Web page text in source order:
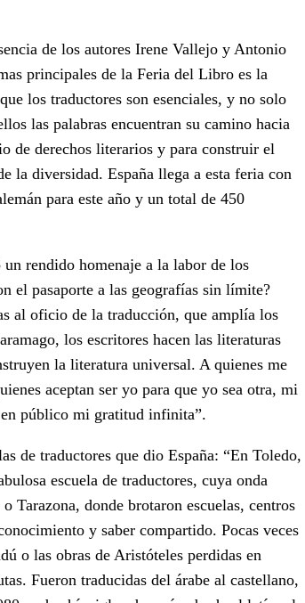
de los autores Irene Vallejo y Antonio
principales de la Feria del Libro es la
los traductores son esenciales, y no solo
las palabras encuentran su camino hacia
de derechos literarios y para construir el
la diversidad. España llega a esta feria con
para este año y un total de 450
rendido homenaje a la labor de los
el pasaporte a las geografías sin límite?
al oficio de la traducción, que amplía los
los escritores hacen las literaturas
la literatura universal. A quienes me
aceptan ser yo para que yo sea otra, mi
público mi gratitud infinita”.
de traductores que dio España: “En Toledo,
escuela de traductores, cuya onda
Tarazona, donde brotaron escuelas, centros
y saber compartido. Pocas veces
o las obras de Aristóteles perdidas en
Fueron traducidas del árabe al castellano,